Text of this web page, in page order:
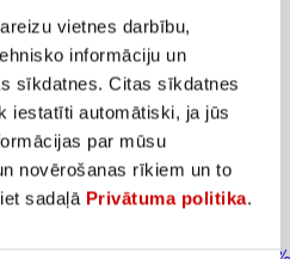
vietnes darbību,
informāciju un
sīkdatnes. Citas sīkdatnes
iestatīti automātiski, ja jūs
par mūsu
novērošanas rīkiem un to
sadaļā Privātuma politika.